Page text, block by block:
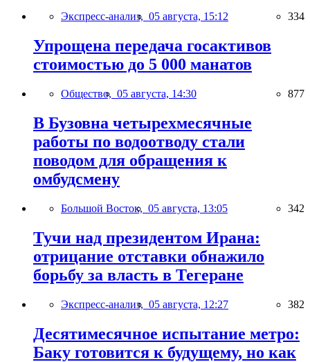
Экспресс-анализ, 05 августа, 15:12 334
Упрощена передача госактивов
стоимостью до 5 000 манатов
Общество, 05 августа, 14:30 877
В Бузовна четырехмесячные
работы по водоотводу стали
поводом для обращения к
омбудсмену
Большой Восток, 05 августа, 13:05 342
Тучи над президентом Ирана:
отрицание отставки обнажило
борьбу за власть в Тегеране
Экспресс-анализ, 05 августа, 12:27 382
Десятимесячное испытание метро:
Баку готовится к будущему, но как